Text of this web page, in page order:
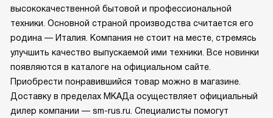
высококачественной бытовой и профессиональной
техники. Основной страной производства считается его
родина — Италия. Компания не стоит на месте, стремясь
улучшить качество выпускаемой ими техники. Все новинки
появляются в каталоге на официальном сайте.
Приобрести понравившийся товар можно в магазине.
Доставку в пределах МКАДа осуществляет официальный
дилер компании — sm-rus.ru. Специалисты помогут